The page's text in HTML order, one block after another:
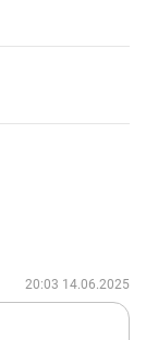
20:03 14.06.2025